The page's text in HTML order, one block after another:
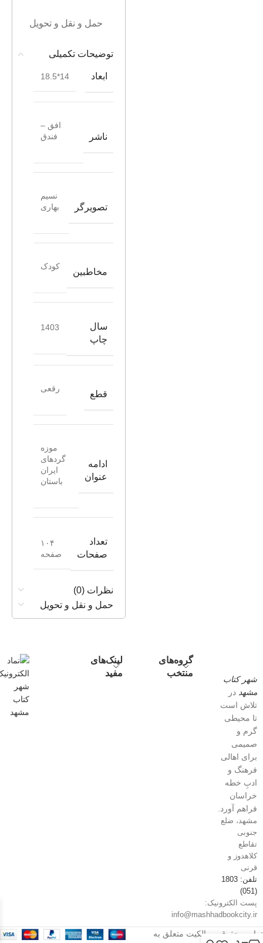
حمل و نقل و تحویل
توضیحات تکمیلی
ابعاد 14*18.5
ناشر
افق –
فندق
تصویرگر
نسیم
بهاری
مخاطبین
کودک
سال
چاپ
1403
قطع
رقعی
ادامه
عنوان
موزه
گردهای
ایران
باستان
تعداد
صفحات
۱۰۴
صفحه
نظرات (0)
حمل و نقل و تحویل
شهر کتاب
مشهد در
تلاش است
تا محیطی
گرم و
صمیمی
برای اهالی
فرهنگ و
ادبِ خطه
خراسان
فراهم آورد.
مشهد، ضلع
جنوبی
تقاطع
کلاهدوز و
قرنی
تلفن: 1803
(051)
پست الکترونیک:
info@mashhadbookcity.ir
گروه‌های
منتخب
لینک‌های
مفید
تمامی حقوق و مالکیت متعلق به